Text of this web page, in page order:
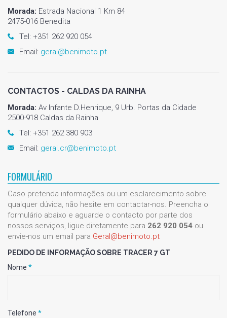
Morada: Estrada Nacional 1 Km 84
2475-016 Benedita
Tel: +351 262 920 054
Email: geral@benimoto.pt
CONTACTOS - CALDAS DA RAINHA
Morada: Av Infante D.Henrique, 9 Urb. Portas da Cidade
2500-918 Caldas da Rainha
Tel: +351 262 380 903
Email: geral.cr@benimoto.pt
FORMULÁRIO
Caso pretenda informações ou um esclarecimento sobre
qualquer dúvida, não hesite em contactar-nos. Preencha o
formulário abaixo e aguarde o contacto por parte dos
nossos serviços, ligue diretamente para 262 920 054 ou
envie-nos um email para Geral@benimoto.pt
PEDIDO DE INFORMAÇÃO SOBRE TRACER 7 GT
Nome *
Telefone *